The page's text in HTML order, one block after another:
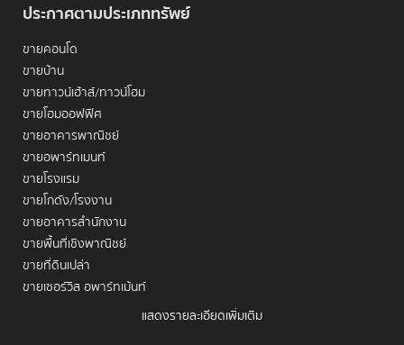
1. สารสิน: ทำเลทองของการลงทุนคอนโด
ระดับลักชัวรีที่ยังคงเป็นที่ต้องการ
สารสินไม่ใช่เพียงแค่ชื่อถนน แต่คือสัญลักษณ์ของความหรูหรา
ความสงบ และการลงทุนที่มั่นคงใจกลางกรุงเทพฯ ด้วยความ
พิเศษในการเป็นทำเลที่อยู่อาศัยระดับ Luxury ที่มีความเป็นส่วน
ตัวสูง พร้อมการเข้าถึงพื้นที่สีเขียวขนาดใหญ่อย่าง
ได้อย่างง่ายดาย ทำให้ที่นี่เป็นหนึ่งในทำเลที่นักลงทุนและผู้ซื้อระดับ
บนยังคงให้ความสนใจอย่างไม่เสื่อมคลาย
การลงทุนคอนโดระดับลักชัวรีที่ยังคงเป็นที่ต้องการ
ศักยภาพทำเล: ใกล้สวนลุมพินี, โรงแรม 5 ดาว, แหล่งรวม
ประกาศตามประเภททรัพย์
ขายคอนโด
ขายบ้าน
ขายทาวน์เฮ้าส์/ทาวน์โฮม
ขายโฮมออฟฟิศ
ขายอาคารพาณิชย์
ขายอพาร์ทเมนท์
ขายโรงแรม
ขายโกดัง/โรงงาน
ขายอาคารสำนักงาน
ขายพื้นที่เชิงพาณิชย์
ขายที่ดินเปล่า
ขายเซอร์วิส อพาร์ทเม้นท์
แสดงรายละเอียดเพิ่มเติม